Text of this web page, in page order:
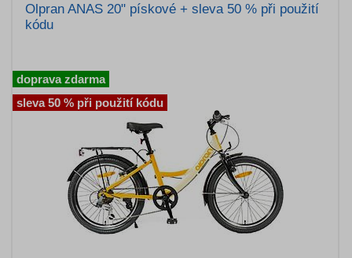
Olpran ANAS 20" pískové + sleva 50 % při použití
kódu
doprava zdarma
sleva 50 % při použití kódu